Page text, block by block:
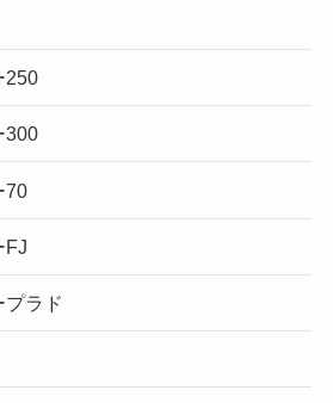
250
300
70
FJ
プラド